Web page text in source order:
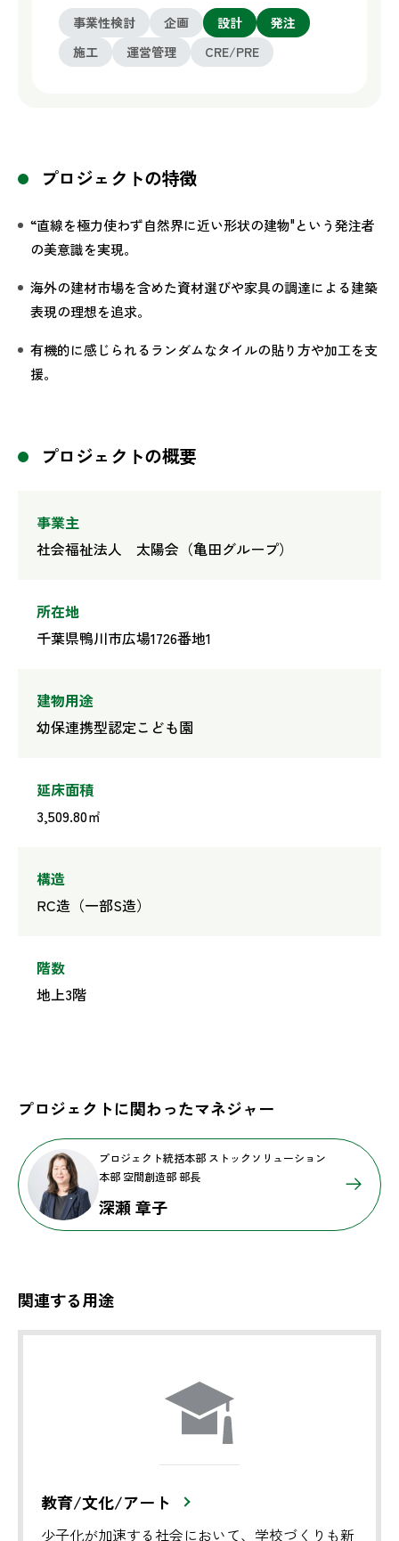
事業性検討 企画 設計
発注
施工
運営管理 CRE/PRE
プロジェクトの特徴
“直線を極力使わず自然界に近い形状の建物"という発注者
の美意識を実現。
海外の建材市場を含めた資材選びや家具の調達による建築
表現の理想を追求。
有機的に感じられるランダムなタイルの貼り方や加工を支
援。
プロジェクトの概要
事業主
社会福祉法人 太陽会（亀田グループ）
所在地
千葉県鴨川市広場1726番地1
建物用途
幼保連携型認定こども園
延床面積
3,509.80㎡
構造
RC造（一部S造）
階数
地上3階
プロジェクトに関わったマネジャー
プロジェクト統括本部 ストックソリューション
本部 空間創造部 部長
深瀬 章子
関連する用途
教育/文化/アート
少子化が加速する社会において、学校づくりも新